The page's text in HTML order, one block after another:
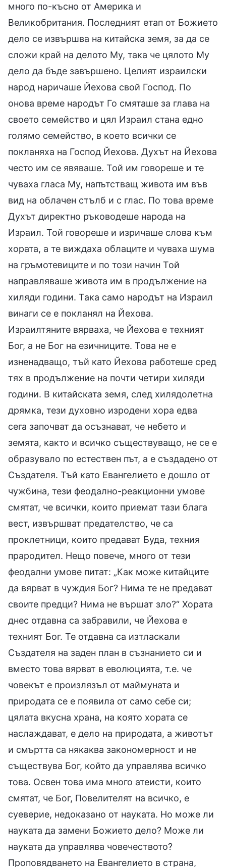
много по-късно от Америка и
Великобритания. Последният етап от Божието
дело се извършва на китайска земя, за да се
сложи край на делото Му, така че цялото Му
дело да бъде завършено. Целият израилски
народ наричаше Йехова свой Господ. По
онова време народът Го смяташе за глава на
своето семейство и цял Израил стана едно
голямо семейство, в което всички се
покланяха на Господ Йехова. Духът на Йехова
често им се явяваше. Той им говореше и те
чуваха гласа Му, напътстващ живота им във
вид на облачен стълб и с глас. По това време
Духът директно ръководеше народа на
Израил. Той говореше и изричаше слова към
хората, а те виждаха облаците и чуваха шума
на гръмотевиците и по този начин Той
направляваше живота им в продължение на
хиляди години. Така само народът на Израил
винаги се е покланял на Йехова.
Израилтяните вярваха, че Йехова е техният
Бог, а не Бог на езичниците. Това не е
изненадващо, тъй като Йехова работеше сред
тях в продължение на почти четири хиляди
години. В китайската земя, след хилядолетна
дрямка, тези духовно изродени хора едва
сега започват да осъзнават, че небето и
земята, както и всичко съществуващо, не се е
образувало по естествен път, а е създадено от
Създателя. Тъй като Евангелието е дошло от
чужбина, тези феодално-реакционни умове
смятат, че всички, които приемат тази блага
вест, извършват предателство, че са
проклетници, които предават Буда, техния
прародител. Нещо повече, много от тези
феодални умове питат: „Как може китайците
да вярват в чуждия Бог? Нима те не предават
своите предци? Нима не вършат зло?“ Хората
днес отдавна са забравили, че Йехова е
техният Бог. Те отдавна са изтласкали
Създателя на заден план в съзнанието си и
вместо това вярват в еволюцията, т.е. че
човекът е произлязъл от маймуната и
природата се е появила от само себе си;
цялата вкусна храна, на която хората се
наслаждават, е дело на природата, а животът
и смъртта са някаква закономерност и не
съществува Бог, който да управлява всичко
това. Освен това има много атеисти, които
смятат, че Бог, Повелителят на всичко, е
суеверие, недоказано от науката. Но може ли
науката да замени Божието дело? Може ли
науката да управлява човечеството?
Проповядването на Евангелието в страна,